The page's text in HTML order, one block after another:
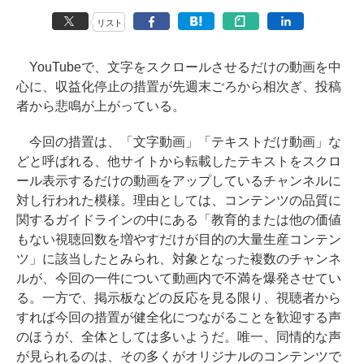
リスト
YouTubeで、文字をスクロールさせるだけの動画を中
心に、収益化停止の措置が先週末ごろから相次ぎ、投稿
者から悲鳴が上がっている。
今回の措置は、「文字動画」「テキストだけ動画」な
どと呼ばれる、他サイトから転載したテキストをスクロ
ール表示するだけの動画をアップしているチャンネルに
対し行われた模様。理由としては、コンテンツの品質に
関するガイドラインの中にある「教育的または他の価値
もない視聴回数を増やすだけが目的の大量生産コンテン
ツ」に該当したとみられ、対象となった複数のチャンネ
ルが、今回の一件について動画内で不満を爆発させてい
る。一方で、掲示板などの反応を見る限り、視聴者から
すれば今回の措置が健全化につながることを歓迎する声
のほうが、全体としては多いようだ。唯一、同情的な声
が見られるのは、その多くがオリジナルのコンテンツで